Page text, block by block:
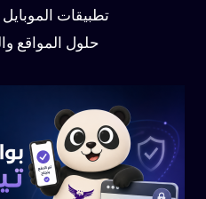
تطبيقات الموبايل
حلول المواقع